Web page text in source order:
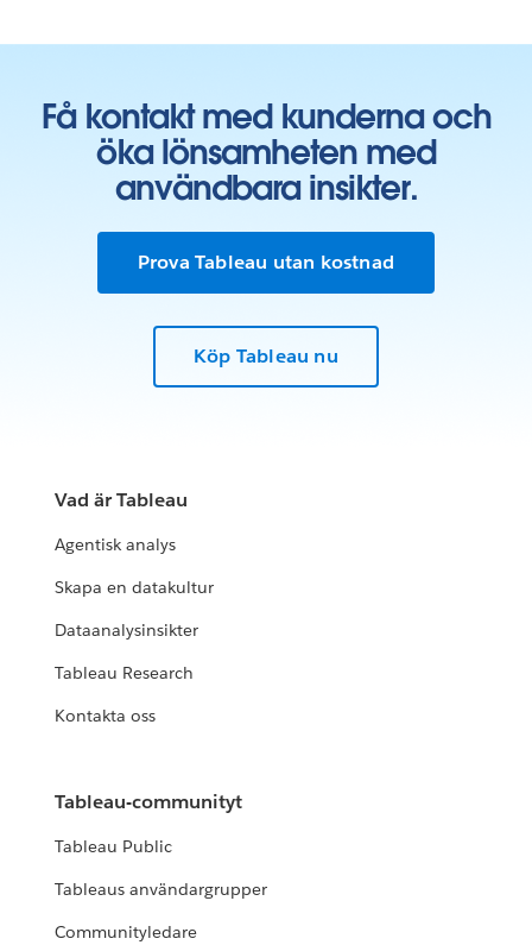
Få kontakt med kunderna och
öka lönsamheten med
användbara insikter.
Prova Tableau utan kostnad
Köp Tableau nu
Vad är Tableau
Agentisk analys
Skapa en datakultur
Dataanalysinsikter
Tableau Research
Kontakta oss
Tableau-communityt
Tableau Public
Tableaus användargrupper
Communityledare